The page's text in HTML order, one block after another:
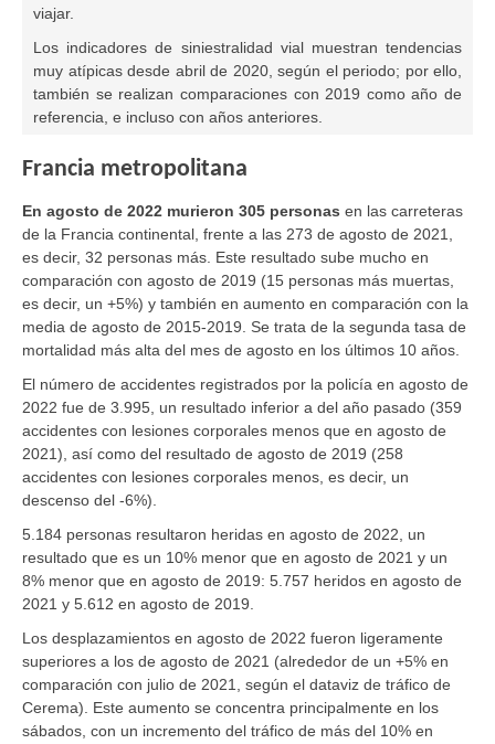
viajar.
Los indicadores de siniestralidad vial muestran tendencias
muy atípicas desde abril de 2020, según el periodo; por ello,
también se realizan comparaciones con 2019 como año de
referencia, e incluso con años anteriores.
Francia metropolitana
En agosto de 2022 murieron 305 personas en las carreteras
de la Francia continental, frente a las 273 de agosto de 2021,
es decir, 32 personas más. Este resultado sube mucho en
comparación con agosto de 2019 (15 personas más muertas,
es decir, un +5%) y también en aumento en comparación con la
media de agosto de 2015-2019. Se trata de la segunda tasa de
mortalidad más alta del mes de agosto en los últimos 10 años.
El número de accidentes registrados por la policía en agosto de
2022 fue de 3.995, un resultado inferior a del año pasado (359
accidentes con lesiones corporales menos que en agosto de
2021), así como del resultado de agosto de 2019 (258
accidentes con lesiones corporales menos, es decir, un
descenso del -6%).
5.184 personas resultaron heridas en agosto de 2022, un
resultado que es un 10% menor que en agosto de 2021 y un
8% menor que en agosto de 2019: 5.757 heridos en agosto de
2021 y 5.612 en agosto de 2019.
Los desplazamientos en agosto de 2022 fueron ligeramente
superiores a los de agosto de 2021 (alrededor de un +5% en
comparación con julio de 2021, según el dataviz de tráfico de
Cerema). Este aumento se concentra principalmente en los
sábados, con un incremento del tráfico de más del 10% en